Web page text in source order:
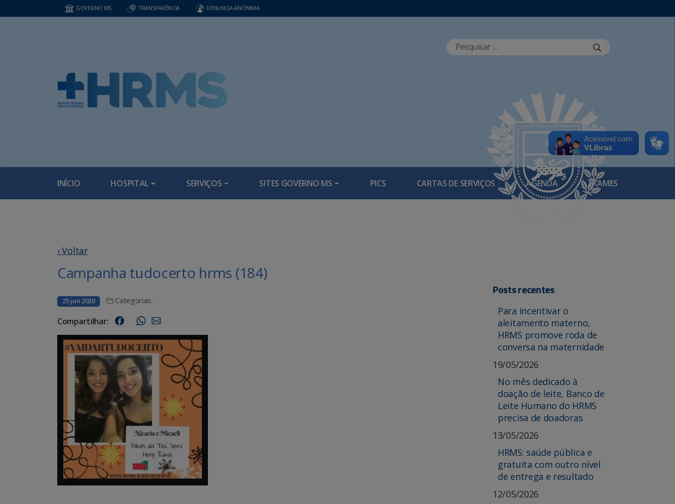
GOVERNO MS TRANSPARÊNCIA DENUNCIA ANÔNIMA
INÍCIO HOSPITAL SERVIÇOS SITES GOVERNO MS PICS CARTAS DE SERVIÇOS AGENDA EXAMES
‹ Voltar
Campanha tudocerto hrms (184)
25 jun 2020 Categorias:
Compartilhar:
Posts recentes
Para incentivar o
aleitamento materno,
HRMS promove roda de
conversa na maternidade
19/05/2026
No mês dedicado à
doação de leite, Banco de
Leite Humano do HRMS
precisa de doadoras
13/05/2026
HRMS: saúde pública e
gratuita com outro nível
de entrega e resultado
12/05/2026